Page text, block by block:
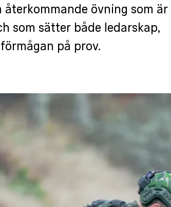
övning som är
som sätter både ledarskap,
på prov.